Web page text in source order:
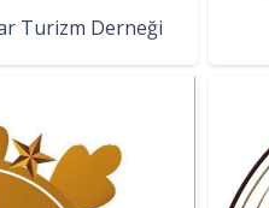
Turizm Derneği